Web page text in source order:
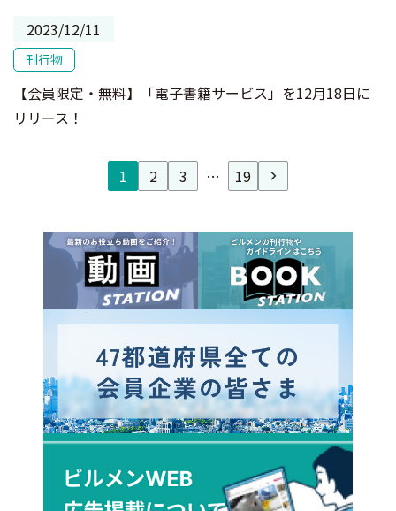
2023/12/11
刊行物
【会員限定・無料】「電子書籍サービス」を12月18日に
リリース！
1 2 3 … 19